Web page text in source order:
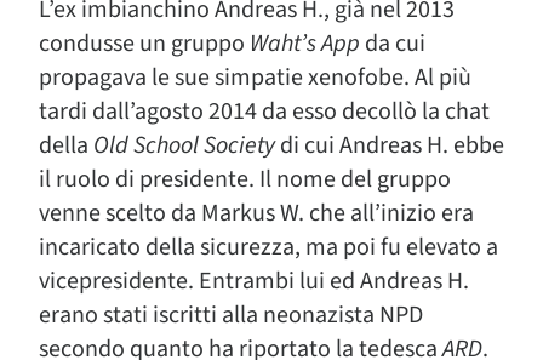
L’ex imbianchino Andreas H., già nel 2013
condusse un gruppo Waht’s App da cui
propagava le sue simpatie xenofobe. Al più
tardi dall’agosto 2014 da esso decollò la chat
della Old School Societydi cui Andreas H. ebbe
il ruolo di presidente. Il nome del gruppo
venne scelto da Markus W. che all’inizio era
incaricato della sicurezza, ma poi fu elevato a
vicepresidente. Entrambi lui ed Andreas H.
erano stati iscritti alla neonazista NPD
secondo quanto ha riportato la tedescaARD.